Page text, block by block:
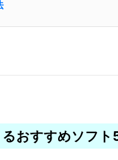
おすすめソフト